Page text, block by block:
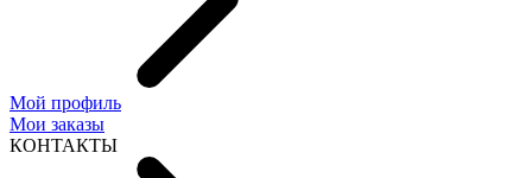
Мой профиль
Мои заказы
КОНТАКТЫ